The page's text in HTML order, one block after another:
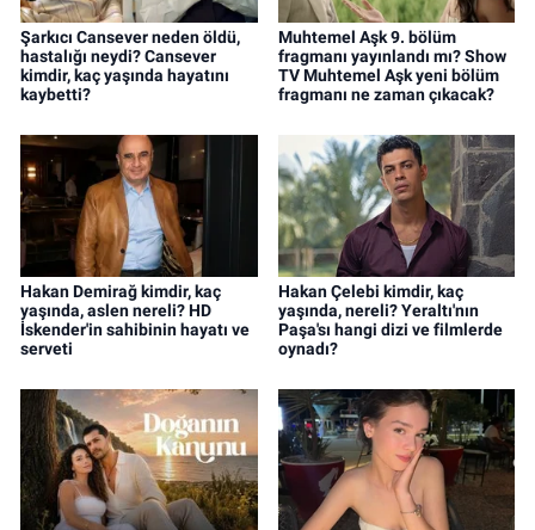
Şarkıcı Cansever neden öldü,
hastalığı neydi? Cansever
kimdir, kaç yaşında hayatını
kaybetti?
Muhtemel Aşk 9. bölüm
fragmanı yayınlandı mı? Show
TV Muhtemel Aşk yeni bölüm
fragmanı ne zaman çıkacak?
Hakan Demirağ kimdir, kaç
yaşında, aslen nereli? HD
İskender'in sahibinin hayatı ve
serveti
Hakan Çelebi kimdir, kaç
yaşında, nereli? Yeraltı'nın
Paşa'sı hangi dizi ve filmlerde
oynadı?